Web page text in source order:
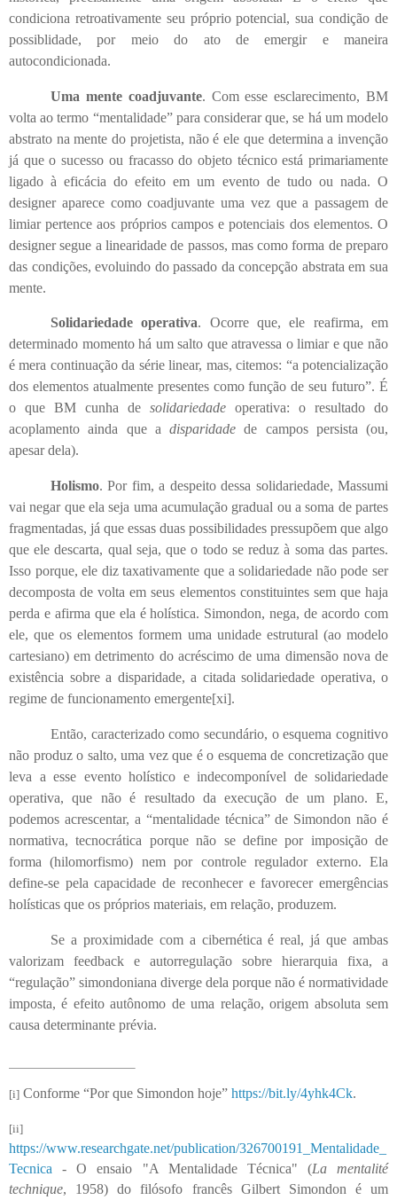
condiciona retroativamente seu próprio potencial, sua condição de
possiblidade, por meio do ato de emergir e maneira
autocondicionada.
Uma mente coadjuvante. Com esse esclarecimento, BM
volta ao termo “mentalidade” para considerar que, se há um modelo
abstrato na mente do projetista, não é ele que determina a invenção
já que o sucesso ou fracasso do objeto técnico está primariamente
ligado à eficácia do efeito em um evento de tudo ou nada. O
designer aparece como coadjuvante uma vez que a passagem de
limiar pertence aos próprios campos e potenciais dos elementos. O
designer segue a linearidade de passos, mas como forma de preparo
das condições, evoluindo do passado da concepção abstrata em sua
mente.
Solidariedade operativa. Ocorre que, ele reafirma, em
determinado momento há um salto que atravessa o limiar e que não
é mera continuação da série linear, mas, citemos: “a potencialização
dos elementos atualmente presentes como função de seu futuro”. É
o que BM cunha de solidariedade operativa: o resultado do
acoplamento ainda que a disparidade de campos persista (ou,
apesar dela).
Holismo. Por fim, a despeito dessa solidariedade, Massumi
vai negar que ela seja uma acumulação gradual ou a soma de partes
fragmentadas, já que essas duas possibilidades pressupõem que algo
que ele descarta, qual seja, que o todo se reduz à soma das partes.
Isso porque, ele diz taxativamente que a solidariedade não pode ser
decomposta de volta em seus elementos constituintes sem que haja
perda e afirma que ela é holística. Simondon, nega, de acordo com
ele, que os elementos formem uma unidade estrutural (ao modelo
cartesiano) em detrimento do acréscimo de uma dimensão nova de
existência sobre a disparidade, a citada solidariedade operativa, o
regime de funcionamento emergente[xi].
Então, caracterizado como secundário, o esquema cognitivo
não produz o salto, uma vez que é o esquema de concretização que
leva a esse evento holístico e indecomponível de solidariedade
operativa, que não é resultado da execução de um plano. E,
podemos acrescentar, a “mentalidade técnica” de Simondon não é
normativa, tecnocrática porque não se define por imposição de
forma (hilomorfismo) nem por controle regulador externo. Ela
define-se pela capacidade de reconhecer e favorecer emergências
holísticas que os próprios materiais, em relação, produzem.
Se a proximidade com a cibernética é real, já que ambas
valorizam feedback e autorregulação sobre hierarquia fixa, a
“regulação” simondoniana diverge dela porque não é normatividade
imposta, é efeito autônomo de uma relação, origem absoluta sem
causa determinante prévia.
[i] Conforme “Por que Simondon hoje” https://bit.ly/4yhk4Ck.
[ii]
https://www.researchgate.net/publication/326700191_Mentalidade_
Tecnica - O ensaio "A Mentalidade Técnica" (La mentalité
technique, 1958) do filósofo francês Gilbert Simondon é um